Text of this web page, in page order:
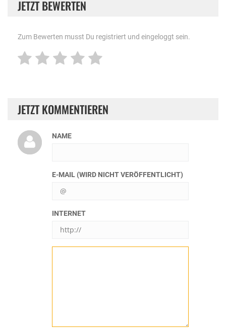
JETZT BEWERTEN
Zum Bewerten musst Du registriert und eingeloggt sein.
JETZT KOMMENTIEREN
NAME
E-MAIL (WIRD NICHT VERÖFFENTLICHT)
INTERNET